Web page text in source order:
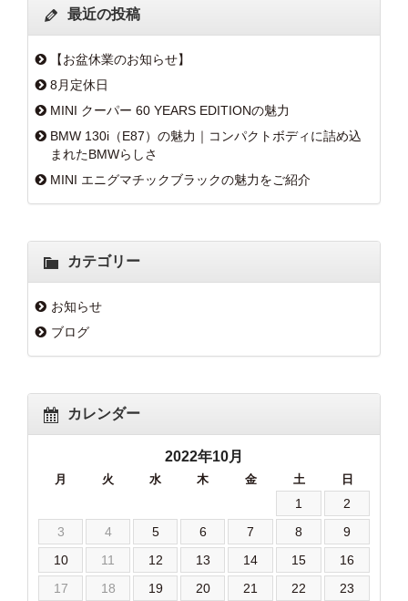
最近の投稿
【お盆休業のお知らせ】
8月定休日
MINI クーパー 60 YEARS EDITIONの魅力
BMW 130i（E87）の魅力｜コンパクトボディに詰め込
まれたBMWらしさ
MINI エニグマチックブラックの魅力をご紹介
カテゴリー
お知らせ
ブログ
カレンダー
2022年10月
月 火 水 木 金 土 日
1
2
3
4 5 6 7 8
9
10
11 12 13 14 15
16
17
18 19 20 21 22
23